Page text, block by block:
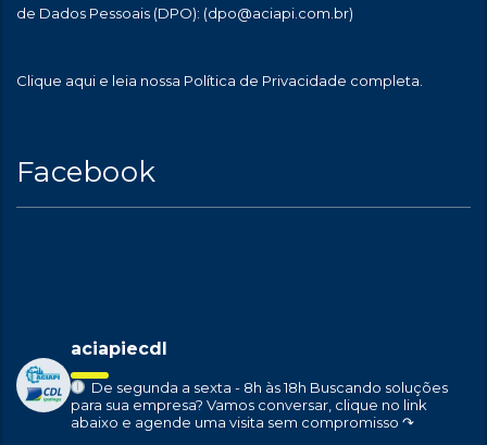
de Dados Pessoais (DPO): (dpo@aciapi.com.br)
Clique aqui e leia nossa Política de Privacidade completa.
Facebook
aciapiecdl
De segunda a sexta - 8h às 18h Buscando soluções
para sua empresa? Vamos conversar, clique no link
abaixo e agende uma visita sem compromisso ↷